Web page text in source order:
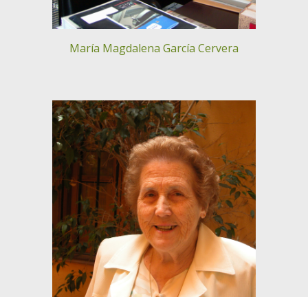
María Magdalena García Cervera